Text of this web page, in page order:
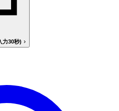
力30秒) ›